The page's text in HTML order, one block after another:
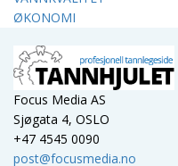
ØKONOMI
Focus Media AS
Sjøgata 4, OSLO
+47 4545 0090
post@focusmedia.no